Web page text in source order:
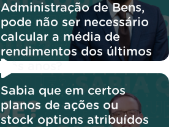
Administração de Bens,
pode não ser necessário
calcular a média de
rendimentos dos últimos
Sabia que em certos
planos de ações ou
stock options atribuídos